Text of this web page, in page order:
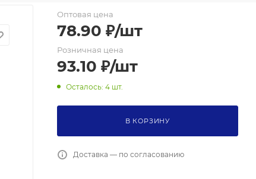
Оптовая цена
78.90 ₽/шт
Розничная цена
93.10 ₽/шт
Осталось: 4 шт.
В КОРЗИНУ
Доставка — по согласованию